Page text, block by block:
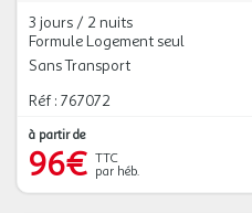
3 jours / 2 nuits
Formule Logement seul
Sans Transport
Réf : 767072
à partir de
96€ TTC
par héb.